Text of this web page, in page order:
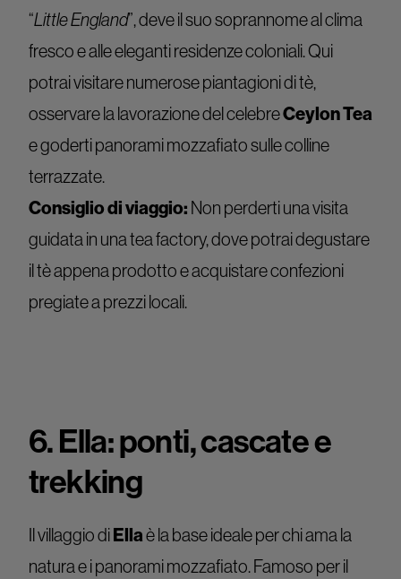
“Little England”, deve il suo soprannome al clima
fresco e alle eleganti residenze coloniali. Qui
potrai visitare numerose piantagioni di tè,
osservare la lavorazione del celebreCeylon Tea
e goderti panorami mozzafiato sulle colline
terrazzate.
Consiglio di viaggio: Non perderti una visita
guidata in una tea factory, dove potrai degustare
il tè appena prodotto e acquistare confezioni
pregiate a prezzi locali.
6. Ella: ponti, cascate e
trekking
Il villaggio diEllaè la base ideale per chi ama la
natura e i panorami mozzafiato. Famoso per il